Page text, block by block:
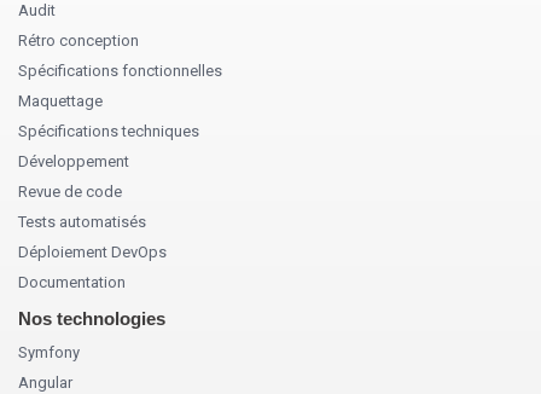
Audit
Rétro conception
Spécifications fonctionnelles
Maquettage
Spécifications techniques
Développement
Revue de code
Tests automatisés
Déploiement DevOps
Documentation
Nos technologies
Symfony
Angular